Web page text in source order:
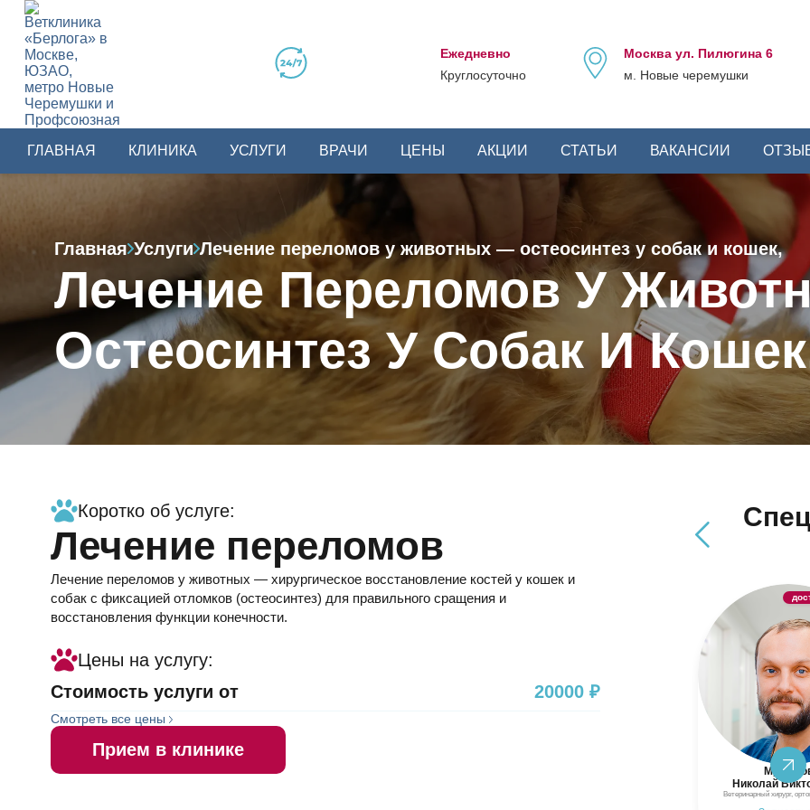
Ежедневно
Круглосуточно
Москва ул. Пилюгина 6
м. Новые черемушки
ГЛАВНАЯ КЛИНИКА УСЛУГИ ВРАЧИ ЦЕНЫ АКЦИИ СТАТЬИ ВАКАНСИИ
Главная Услуги Лечение переломов у животных — остеосинтез у собак и кошек,
Лечение Переломов У
Остеосинтез У Собак И
Информация
об
услуге
Коротко об услуге:
Лечение переломов
Лечение переломов у животных — хирургическое восстановление костей у кошек и
собак с фиксацией отломков (остеосинтез) для правильного сращения и
восстановления функции конечности.
Цены на услугу:
Стоимость услуги от
20000 ₽
Смотреть все цены
Прием в клинике
Кунин
Владислав
Хирург, ортопед,